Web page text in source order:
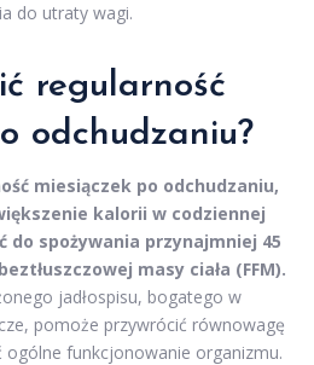
do utraty wagi.
regularność
odchudzaniu?
miesiączek po odchudzaniu,
kalorii w codziennej
do spożywania przynajmniej 45
masy ciała (FFM).
jadłospisu, bogatego w
pomoże przywrócić równowagę
funkcjonowanie organizmu.